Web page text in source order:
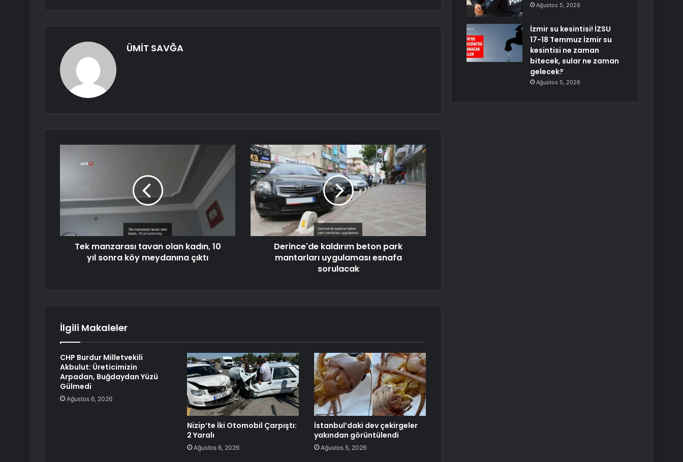
ÜMİT SAVĞA
Tek manzarası tavan olan kadın, 10
yıl sonra köy meydanına çıktı
Derince'de kaldırım beton park
mantarları uygulaması esnafa
sorulacak
İlgili Makaleler
CHP Burdur Milletvekili
Akbulut: Üreticimizin
Arpadan, Buğdaydan Yüzü
Gülmedi
Ağustos 6, 2026
Nizip’te İki Otomobil Çarpıştı:
2 Yaralı
Ağustos 6, 2026
İstanbul’daki dev çekirgeler
yakından görüntülendi
Ağustos 5, 2026
Ağustos 5, 2026
İzmir su kesintisi! İZSU
17-18 Temmuz İzmir su
kesintisi ne zaman
bitecek, sular ne zaman
gelecek?
Ağustos 5, 2026